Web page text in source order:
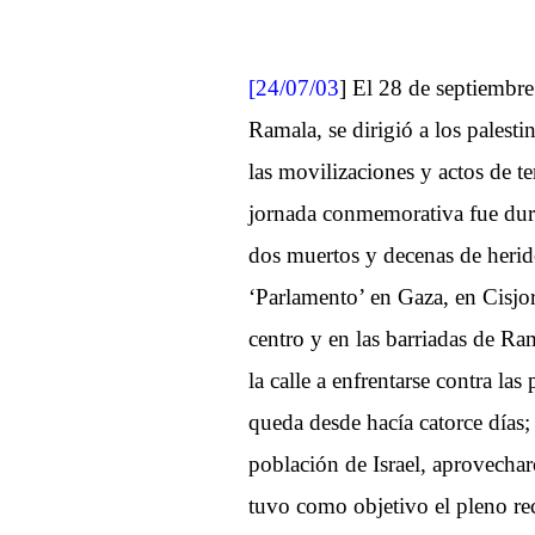
[24/07/03] El 28 de
Ramala, se dirigió a los
las movilizaciones y actos de
jornada conmemorativa fue
dos muertos y decenas de
‘Parlamento’ en Gaza, en
centro y en las barriadas de
la calle a enfrentarse contra
queda desde hacía catorce
población de Israel,
tuvo como objetivo el pleno